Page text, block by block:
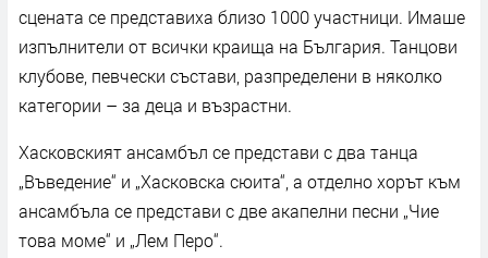
сцената се представиха близо 1000 участници. Имаше
изпълнители от всички краища на България. Танцови
клубове, певчески състави, разпределени в няколко
категории – за деца и възрастни.
Хасковският ансамбъл се представи с два танца
„Въведение“ и „Хасковска сюита“, а отделно хорът към
ансамбъла се представи с две акапелни песни „Чие
това моме“ и „Лем Перо“.